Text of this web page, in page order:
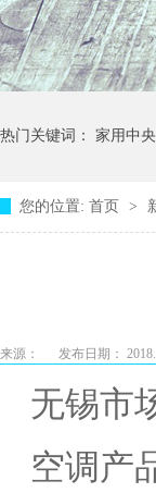
热门关键词： 家用中
您的位置: 首页 >
来源： 发布日期：
无锡市
空调产